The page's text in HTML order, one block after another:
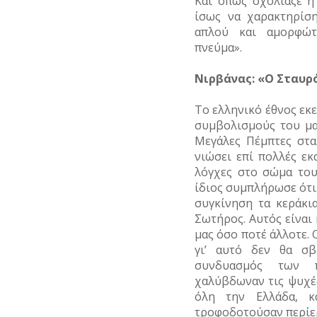
ίσως να
απλού και
πνεύμα».
Νιρβάνας: «Ο
Το ελληνικό έθνος
συμβολισμούς του
Μεγάλες Πέμπτες
νιώσει επί πολλές
λόγχες στο σώμα
ίδιος συμπλήρωσε
συγκίνηση τα
Σωτήρος. Αυτός
μας όσο ποτέ άλλοτε.
γι’ αυτό δεν θα
συνδυασμός των
χαλύβδωναν τις
όλη την Ελλάδα,
τροφοδοτούσαν